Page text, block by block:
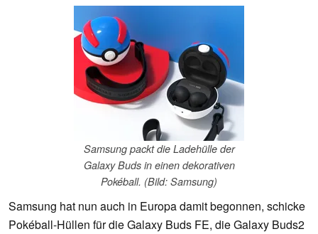
Samsung packt die Ladehülle der
Galaxy Buds in einen dekorativen
Pokéball. (Bild: Samsung)
Samsung hat nun auch in Europa damit begonnen, schicke
Pokéball-Hüllen für die Galaxy Buds FE, die Galaxy Buds2